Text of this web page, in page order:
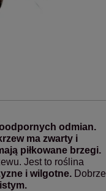
odmian.
ma zwarty i
piłkowane brzegi.
Jest to roślina
i wilgotne. Dobrze